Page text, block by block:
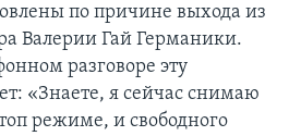
по причине выхода из
Валерии Гай Германики.
разговоре эту
«Знаете, я сейчас снимаю
режиме, и свободного